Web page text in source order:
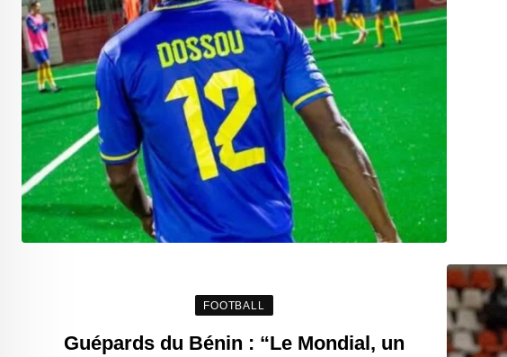
FOOTBALL
Guépards du Bénin : “Le Mondial, un